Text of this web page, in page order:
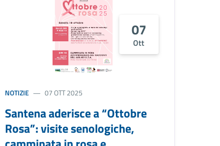
07
Ott
NOTIZIE 07 OTT 2025
Santena aderisce a “Ottobre
Rosa”: visite senologiche,